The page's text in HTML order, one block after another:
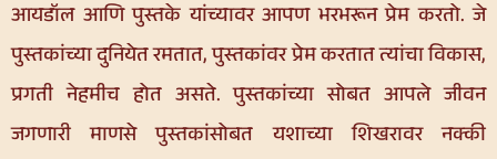
आयडॉल आणि पुस्तके यांच्यावर आपण भरभरून प्रेम करतो. जे
पुस्तकांच्या दुनियेत रमतात, पुस्तकांवर प्रेम करतात त्यांचा विकास,
प्रगती नेहमीच होत असते. पुस्तकांच्या सोबत आपले जीवन
जगणारी माणसे पुस्तकांसोबत यशाच्या शिखरावर नक्की